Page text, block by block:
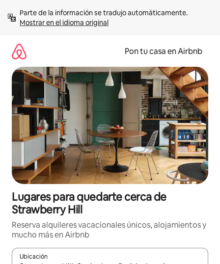
contenidoMostrar en el idioma original
Pon tu casa en Airbnb
Lugares para quedarte cerca de
Strawberry Hill
Reserva alquileres vacacionales únicos, alojamientos y
mucho más en Airbnb
Ubicación